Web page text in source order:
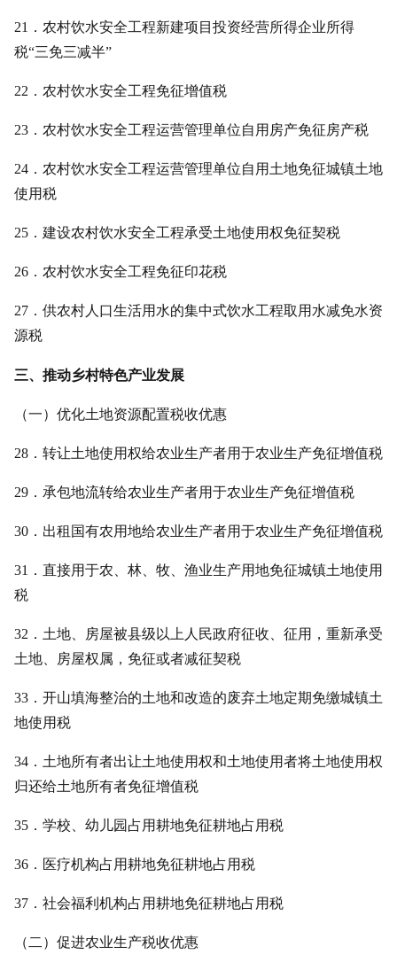
21．农村饮水安全工程新建项目投资经营所得企业所得
税“三免三减半”
22．农村饮水安全工程免征增值税
23．农村饮水安全工程运营管理单位自用房产免征房产税
24．农村饮水安全工程运营管理单位自用土地免征城镇土地
使用税
25．建设农村饮水安全工程承受土地使用权免征契税
26．农村饮水安全工程免征印花税
27．供农村人口生活用水的集中式饮水工程取用水减免水资
源税
三、推动乡村特色产业发展
（一）优化土地资源配置税收优惠
28．转让土地使用权给农业生产者用于农业生产免征增值税
29．承包地流转给农业生产者用于农业生产免征增值税
30．出租国有农用地给农业生产者用于农业生产免征增值税
31．直接用于农、林、牧、渔业生产用地免征城镇土地使用
税
32．土地、房屋被县级以上人民政府征收、征用，重新承受
土地、房屋权属，免征或者减征契税
33．开山填海整治的土地和改造的废弃土地定期免缴城镇土
地使用税
34．土地所有者出让土地使用权和土地使用者将土地使用权
归还给土地所有者免征增值税
35．学校、幼儿园占用耕地免征耕地占用税
36．医疗机构占用耕地免征耕地占用税
37．社会福利机构占用耕地免征耕地占用税
（二）促进农业生产税收优惠